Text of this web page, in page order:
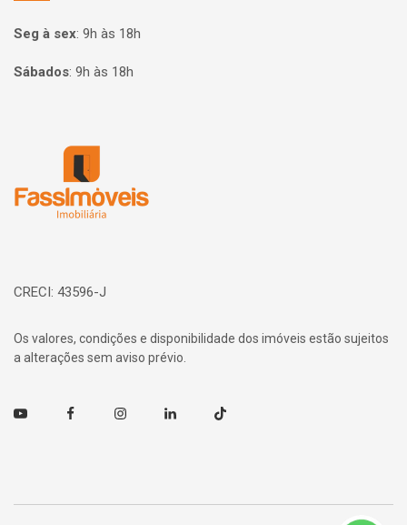
Seg à sex: 9h às 18h
Sábados: 9h às 18h
CRECI: 43596-J
Os valores, condições e disponibilidade dos imóveis estão sujeitos
a alterações sem aviso prévio.
Youtube FacebookInstagramLinkedin TikTok